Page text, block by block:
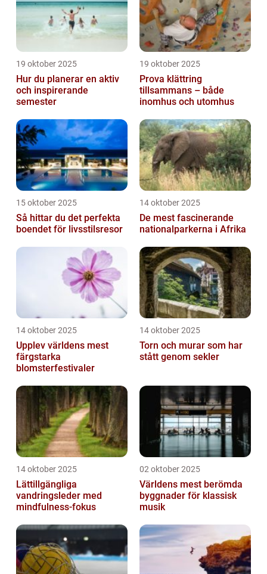
19 oktober 2025
Hur du planerar en aktiv
och inspirerande
semester
19 oktober 2025
Prova klättring
tillsammans – både
inomhus och utomhus
15 oktober 2025
Så hittar du det perfekta
boendet för livsstilsresor
14 oktober 2025
De mest fascinerande
nationalparkerna i Afrika
14 oktober 2025
Upplev världens mest
färgstarka
blomsterfestivaler
14 oktober 2025
Torn och murar som har
stått genom sekler
14 oktober 2025
Lättillgängliga
vandringsleder med
mindfulness-fokus
02 oktober 2025
Världens mest berömda
byggnader för klassisk
musik